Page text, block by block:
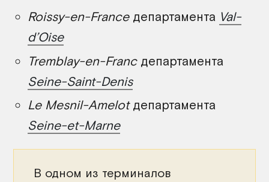
Parc Astérix Shuttle
Электричка RER
Поезд
Метро
Такси
Roissy-en-Franceдепартамента Val-
d’Oise
Tremblay-en-Francдепартамента
Seine-Saint-Denis
Le Mesnil-Amelotдепартамента
Seine-et-Marne
В одном из терминалов